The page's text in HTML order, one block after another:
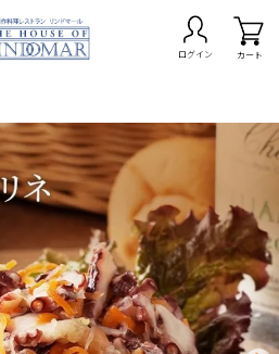
ログイン カート